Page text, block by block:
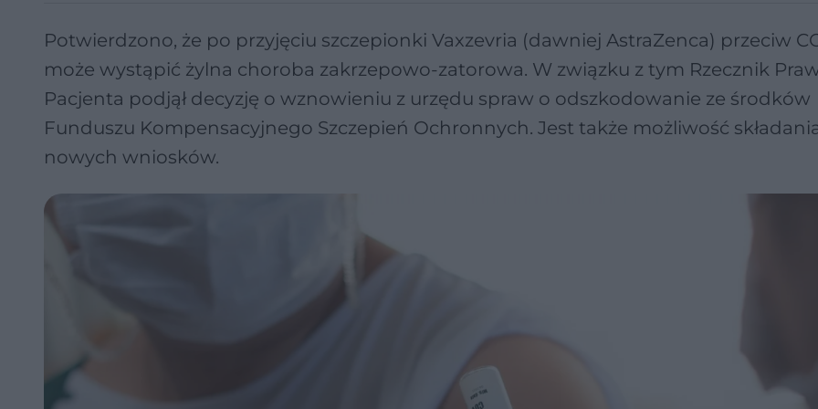
Potwierdzono, że po przyjęciu szczepionki Vaxzevria (dawniej AstraZenca) przeciw
może wystąpić żylna choroba zakrzepowo-zatorowa. W związku z tym Rzecznik
Pacjenta podjął decyzję o wznowieniu z urzędu spraw o odszkodowanie ze środków
Funduszu Kompensacyjnego Szczepień Ochronnych. Jest także możliwość
nowych wniosków.